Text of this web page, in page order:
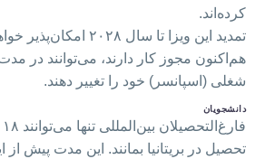
کرده‌اند.
تمدید این ویزا تا سال
هم‌اکنون مجوز کار دارند، می‌توانند در
شغلی (اسپانسر) خود را تغییر دهند.
دانشجویان
تحصیل در بریتانیا بمانند. این مدت پیش از